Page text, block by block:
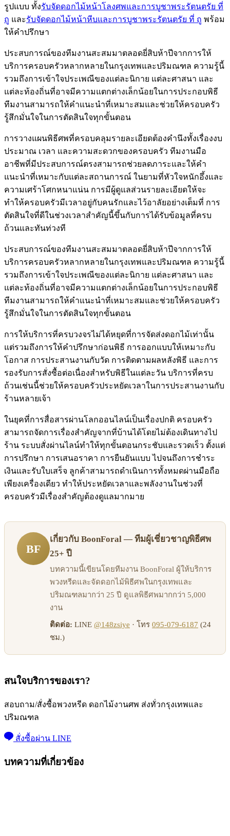
รูปแบบ ทั้งรับจัดดอกไม้หน้าโลงศพและการบูชาพระรัตนตรัย ที่
ถู และรับจัดดอกไม้หน้าหีบและการบูชาพระรัตนตรัย ที่ ถู พร้อม
ให้คำปรึกษา
ประสบการณ์ของทีมงานสะสมมาตลอดยี่สิบห้าปีจากการให้
บริการครอบครัวหลากหลายในกรุงเทพและปริมณฑล ความรู้นี้
รวมถึงการเข้าใจประเพณีของแต่ละนิกาย แต่ละศาสนา และ
แต่ละท้องถิ่นที่อาจมีความแตกต่างเล็กน้อยในการประกอบพิธี
ทีมงานสามารถให้คำแนะนำที่เหมาะสมและช่วยให้ครอบครัว
รู้สึกมั่นใจในการตัดสินใจทุกขั้นตอน
การวางแผนพิธีศพที่ครอบคลุมรายละเอียดต้องคำนึงทั้งเรื่องงบ
ประมาณ เวลา และความสะดวกของครอบครัว ทีมงานมือ
อาชีพที่มีประสบการณ์ตรงสามารถช่วยลดภาระและให้คำ
แนะนำที่เหมาะกับแต่ละสถานการณ์ ในยามที่หัวใจหนักอึ้งและ
ความเศร้าโศกหนาแน่น การมีผู้ดูแลส่วนรายละเอียดให้จะ
ทำให้ครอบครัวมีเวลาอยู่กับคนรักและไว้อาลัยอย่างเต็มที่ การ
ตัดสินใจที่ดีในช่วงเวลาสำคัญนี้ขึ้นกับการได้รับข้อมูลที่ครบ
ถ้วนและทันท่วงที
ประสบการณ์ของทีมงานสะสมมาตลอดยี่สิบห้าปีจากการให้
บริการครอบครัวหลากหลายในกรุงเทพและปริมณฑล ความรู้นี้
รวมถึงการเข้าใจประเพณีของแต่ละนิกาย แต่ละศาสนา และ
แต่ละท้องถิ่นที่อาจมีความแตกต่างเล็กน้อยในการประกอบพิธี
ทีมงานสามารถให้คำแนะนำที่เหมาะสมและช่วยให้ครอบครัว
รู้สึกมั่นใจในการตัดสินใจทุกขั้นตอน
การให้บริการที่ครบวงจรไม่ได้หยุดที่การจัดส่งดอกไม้เท่านั้น
แต่รวมถึงการให้คำปรึกษาก่อนพิธี การออกแบบให้เหมาะกับ
โอกาส การประสานงานกับวัด การติดตามผลหลังพิธี และการ
รองรับการสั่งซื้อต่อเนื่องสำหรับพิธีในแต่ละวัน บริการที่ครบ
ถ้วนเช่นนี้ช่วยให้ครอบครัวประหยัดเวลาในการประสานงานกับ
ร้านหลายเจ้า
ในยุคที่การสื่อสารผ่านโลกออนไลน์เป็นเรื่องปกติ ครอบครัว
สามารถจัดการเรื่องสำคัญจากที่บ้านได้โดยไม่ต้องเดินทางไป
ร้าน ระบบสั่งผ่านไลน์ทำให้ทุกขั้นตอนกระชับและรวดเร็ว ตั้งแต่
การปรึกษา การเสนอราคา การยืนยันแบบ ไปจนถึงการชำระ
เงินและรับใบเสร็จ ลูกค้าสามารถดำเนินการทั้งหมดผ่านมือถือ
เพียงเครื่องเดียว ทำให้ประหยัดเวลาและพลังงานในช่วงที่
ครอบครัวมีเรื่องสำคัญต้องดูแลมากมาย
BF
เกี่ยวกับ BoonForal — ทีมผู้เชี่ยวชาญพิธีศพ
25+ ปี
บทความนี้เขียนโดยทีมงาน BoonForal ผู้ให้บริการ
พวงหรีดและจัดดอกไม้พิธีศพในกรุงเทพและ
ปริมณฑลมากว่า 25 ปี ดูแลพิธีศพมากกว่า 5,000
งาน
ติดต่อ: LINE @148zsiye · โทร 095-079-6187 (24
ชม.)
สนใจบริการของเรา?
สอบถาม/สั่งซื้อพวงหรีด ดอกไม้งานศพ ส่งทั่วกรุงเทพและ
ปริมณฑล
สั่งซื้อผ่าน LINE
บทความที่เกี่ยวข้อง